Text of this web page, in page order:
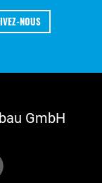
NOUS
GmbH